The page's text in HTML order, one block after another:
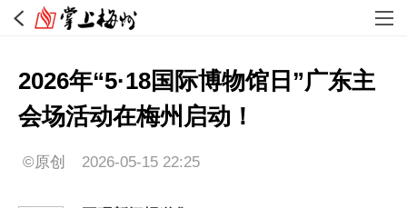
2026年“5·18国际博物馆日”广东主
会场活动在梅州启动！
©原创 2026-05-15 22:25